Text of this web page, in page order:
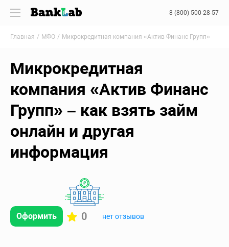
8 (800) 500-28-57
Главная МФО Микрокредитная компания «Актив Финанс Групп»
Микрокредитная
компания «Актив Финанс
Групп» – как взять займ
онлайн и другая
информация
Оформить 0 нет отзывов